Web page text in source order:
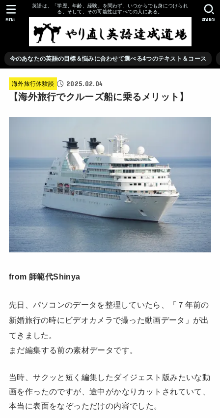
英語は、「学歴、年齢、経験」を問わず、いつからでも身につけられ
る。そして、その可能性はすべての人にある。
今のあなたの英語の目標＆悩みに合わせて選べる4つのテキスト＆コース
SEARCH
MENU
海外旅行体験談 2025.02.04
【海外旅行でクルーズ船に乗るメリット】
from 師範代Shinya
先日、パソコンのデータを整理していたら、「７年前の
新婚旅行の時にビデオカメラで撮った動画データ」が出
てきました。
まだ編集する前の素材データです。
当時、サクッと短く編集したダイジェスト版みたいな動
画を作ったのですが、途中がかなりカットされていて、
本当に表面をなぞっただけの内容でした。